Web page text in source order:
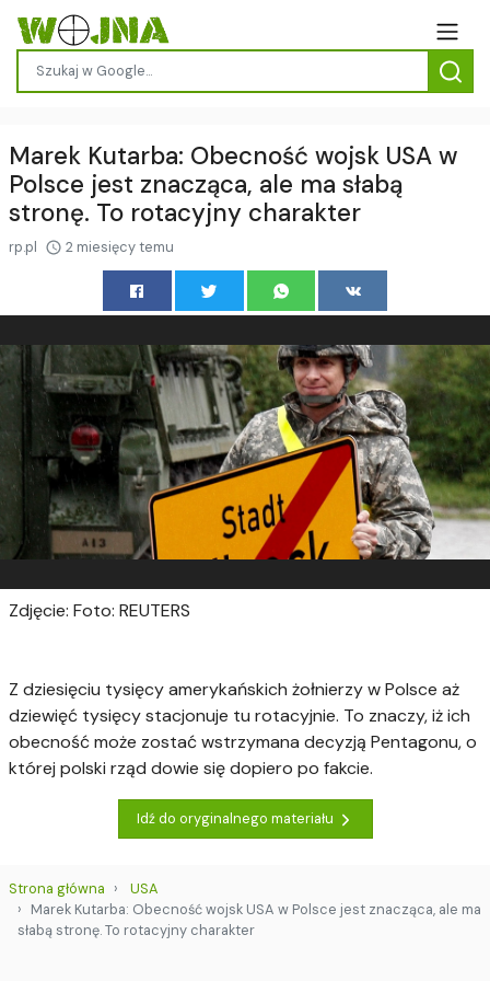
Marek Kutarba: Obecność wojsk USA w
Polsce jest znacząca, ale ma słabą
stronę. To rotacyjny charakter
rp.pl 2 miesięcy temu
Zdjęcie: Foto: REUTERS
Z dziesięciu tysięcy amerykańskich żołnierzy w Polsce aż
dziewięć tysięcy stacjonuje tu rotacyjnie. To znaczy, iż ich
obecność może zostać wstrzymana decyzją Pentagonu, o
której polski rząd dowie się dopiero po fakcie.
Idź do oryginalnego materiału
Strona główna
USA
Marek Kutarba: Obecność wojsk USA w Polsce jest znacząca, ale ma
słabą stronę. To rotacyjny charakter